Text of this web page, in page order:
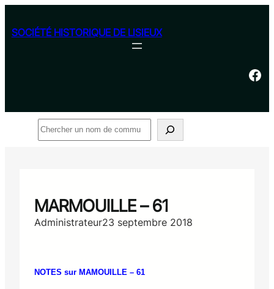
contenu
SOCIÉTÉ HISTORIQUE DE LISIEUX
Facebook
Rechercher
MARMOUILLE – 61
Administrateur23 septembre 2018
NOTES sur MAMOUILLE – 61